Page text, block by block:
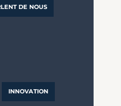
DE NOUS
INNOVATION